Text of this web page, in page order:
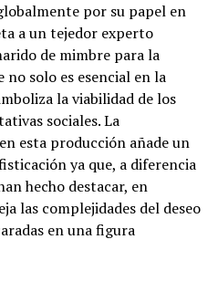
por su papel en
a un tejedor experto
de mimbre para la
solo es esencial en la
la viabilidad de los
sociales. La
esta producción añade un
ya que, a diferencia
hecho destacar, en
las complejidades del deseo
en una figura